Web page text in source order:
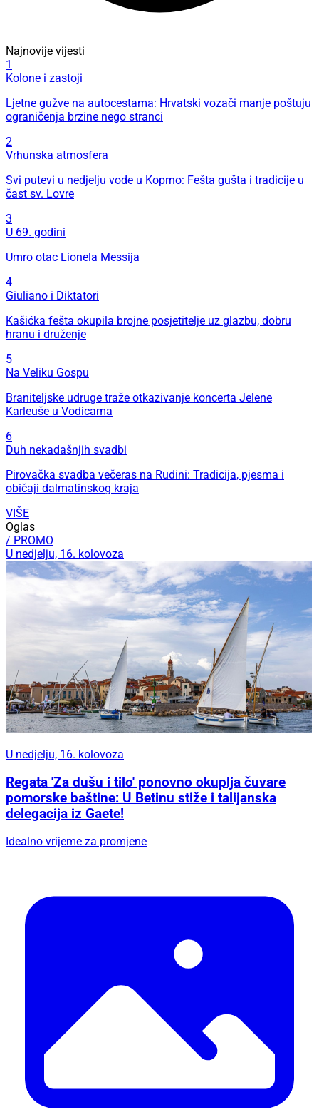
Najnovije vijesti
1
Kolone i zastoji
Ljetne gužve na autocestama: Hrvatski vozači manje poštuju
ograničenja brzine nego stranci
2
Vrhunska atmosfera
Svi putevi u nedjelju vode u Koprno: Fešta gušta i tradicije u
čast sv. Lovre
3
U 69. godini
Umro otac Lionela Messija
4
Giuliano i Diktatori
Kašićka fešta okupila brojne posjetitelje uz glazbu, dobru
hranu i druženje
5
Na Veliku Gospu
Braniteljske udruge traže otkazivanje koncerta Jelene
Karleuše u Vodicama
6
Duh nekadašnjih svadbi
Pirovačka svadba večeras na Rudini: Tradicija, pjesma i
običaji dalmatinskog kraja
VIŠE
Oglas
/ PROMO
U nedjelju, 16. kolovoza
U nedjelju, 16. kolovoza
Regata 'Za dušu i tilo' ponovno okuplja čuvare
pomorske baštine: U Betinu stiže i talijanska
delegacija iz Gaete!
Idealno vrijeme za promjene